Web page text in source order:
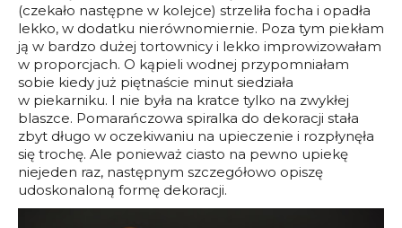
(czekało następne w kolejce) strzeliła focha i opadła
lekko, w dodatku nierównomiernie. Poza tym piekłam
ją w bardzo dużej tortownicy i lekko improwizowałam
w proporcjach. O kąpieli wodnej przypomniałam
sobie kiedy już piętnaście minut siedziała
w piekarniku. I nie była na kratce tylko na zwykłej
blaszce. Pomarańczowa spiralka do dekoracji stała
zbyt długo w oczekiwaniu na upieczenie i rozpłynęła
się trochę. Ale ponieważ ciasto na pewno upiekę
niejeden raz, następnym szczegółowo opiszę
udoskonaloną formę dekoracji.